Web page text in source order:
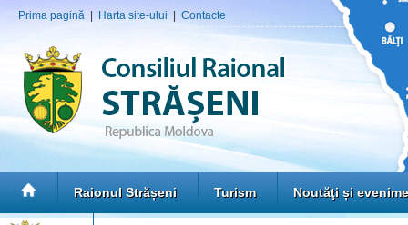
Prima pagină Harta site-ului Contacte
Raionul Strășeni Turism Noutăţi și